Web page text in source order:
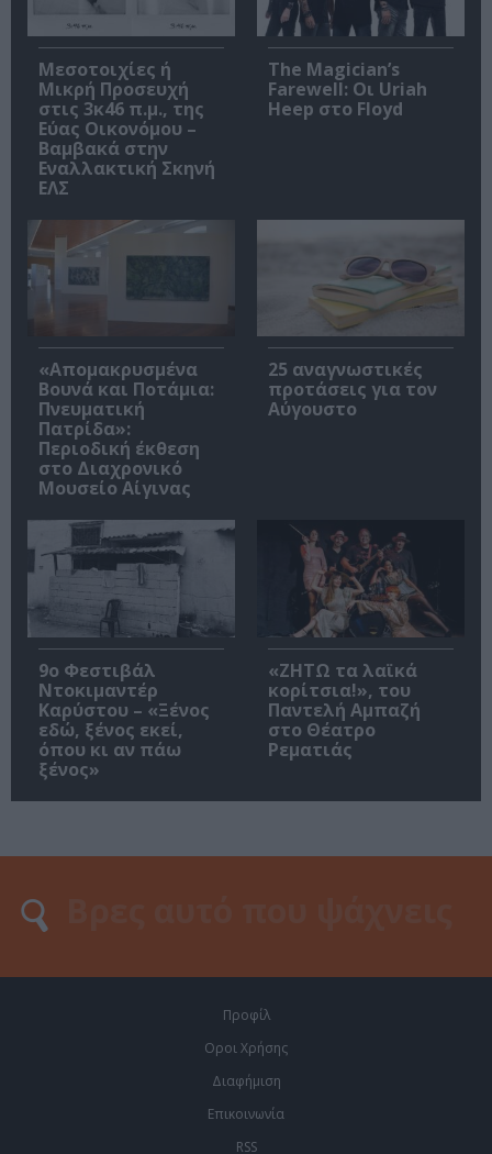
Μεσοτοιχίες ή
Μικρή Προσευχή
στις 3κ46 π.μ., της
Εύας Οικονόμου –
Βαμβακά στην
Εναλλακτική Σκηνή
ΕΛΣ
The Magician’s
Farewell: Οι Uriah
Heep στο Floyd
«Απομακρυσμένα
Βουνά και Ποτάμια:
Πνευματική
Πατρίδα»:
Περιοδική έκθεση
στο Διαχρονικό
Μουσείο Αίγινας
25 αναγνωστικές
προτάσεις για τον
Αύγουστο
9ο Φεστιβάλ
Ντοκιμαντέρ
Καρύστου – «Ξένος
εδώ, ξένος εκεί,
όπου κι αν πάω
ξένος»
«ΖΗΤΩ τα λαϊκά
κορίτσια!», του
Παντελή Αμπαζή
στο Θέατρο
Ρεματιάς
Προφίλ
Οροι Χρήσης
Διαφήμιση
Επικοινωνία
RSS